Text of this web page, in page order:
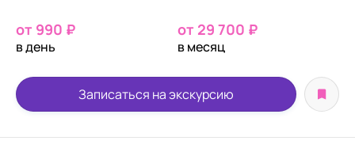
от 990 ₽
в день
от 29 700 ₽
в месяц
Записаться на экскурсию